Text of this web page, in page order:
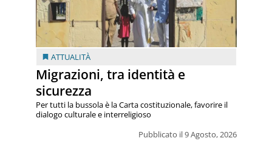
ATTUALITÀ
Migrazioni, tra identità e
sicurezza
Pubblicato il 9 Agosto, 2026
Per tutti la bussola è la Carta costituzionale, favorire il
dialogo culturale e interreligioso